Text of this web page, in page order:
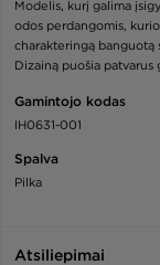
Modelis, kurį galima
odos perdangomis,
charakteringą banguotą
Dizainą puošia
Gamintojo kodas
IH0631-001
Spalva
Pilka
Atsiliepimai